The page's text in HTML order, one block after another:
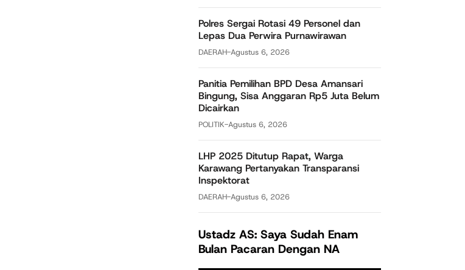
Polres Sergai Rotasi 49 Personel dan
Lepas Dua Perwira Purnawirawan
DAERAH-Agustus 6, 2026
Panitia Pemilihan BPD Desa Amansari
Bingung, Sisa Anggaran Rp5 Juta Belum
Dicairkan
POLITIK-Agustus 6, 2026
LHP 2025 Ditutup Rapat, Warga
Karawang Pertanyakan Transparansi
Inspektorat
DAERAH-Agustus 6, 2026
Ustadz AS: Saya Sudah Enam
Bulan Pacaran Dengan NA